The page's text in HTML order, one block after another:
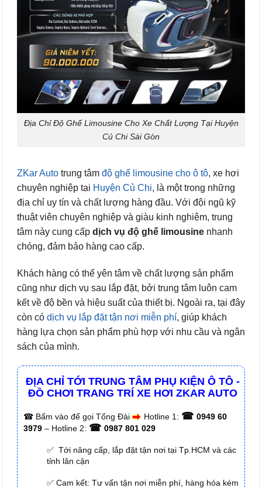
Địa Chỉ Độ Ghế Limousine Cho Xe Chất Lượng Tại Huyện
Củ Chi Sài Gòn
ZKar Auto trung tâm độ ghế limousine cho ô tô, xe hơi
chuyên nghiệp tại Huyện Củ Chi, là một trong những
địa chỉ uy tín và chất lượng hàng đầu. Với đội ngũ kỹ
thuật viên chuyên nghiệp và giàu kinh nghiệm, trung
tâm này cung cấp dịch vụ độ ghế limousine nhanh
chóng, đảm bảo hàng cao cấp.
Khách hàng có thể yên tâm về chất lượng sản phẩm
cũng như dịch vụ sau lắp đặt, bởi trung tâm luôn cam
kết về độ bền và hiệu suất của thiết bị. Ngoài ra, tại đây
còn có dịch vụ lắp đặt tận nơi miễn phí, giúp khách
hàng lựa chọn sản phẩm phù hợp với nhu cầu và ngân
sách của mình.
ĐỊA CHỈ TỚI TRUNG TÂM PHỤ KIỆN Ô TÔ -
ĐỒ CHƠI TRANG TRÍ XE HƠI ZKAR AUTO
☎ Bấm vào để gọi Tổng Đài Hotline 1: ☎ 0949 60
3979 – Hotline 2: ☎ 0987 801 029
✅ Tới nâng cấp, lắp đặt tận nơi tại Tp.HCM và các
tỉnh lân cận
✅ Cam kết: Tư vấn tận nơi miễn phí, hàng hóa kém